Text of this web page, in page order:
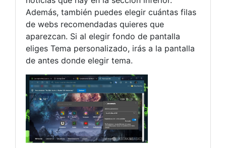
Además, también puedes elegir cuántas filas
de webs recomendadas quieres que
aparezcan. Si al elegir fondo de pantalla
eliges Tema personalizado, irás a la pantalla
de antes donde elegir tema.